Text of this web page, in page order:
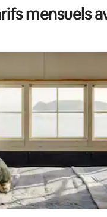
mensuels